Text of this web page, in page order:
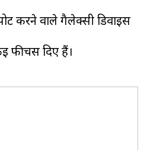
करने वाले गैलेक्सी डिवाइस
फीचर्स दिए हैं।